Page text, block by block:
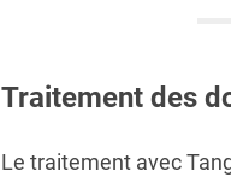
Traitement des
Le traitement avec